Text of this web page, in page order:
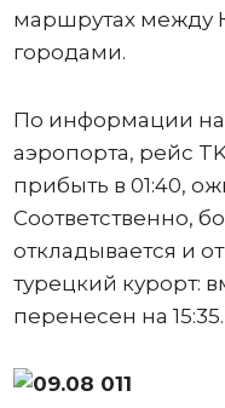
маршрутах между
городами.
По информации на
аэропорта, рейс
прибыть в 01:40,
Соответственно,
откладывается и
турецкий курорт:
перенесен на 15:35.